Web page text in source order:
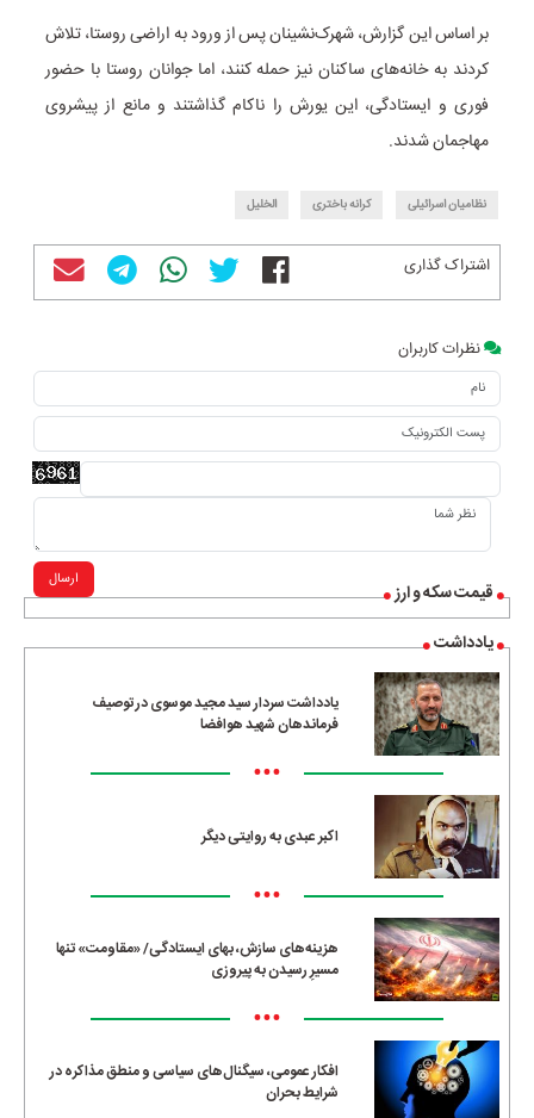
قیمت سکه و ارز
یادداشت
یادداشت سردار سید مجید موسوی در توصیف
فرماندهان شهید هوافضا
•••
اکبر عبدی به روایتی دیگر
•••
هزینه‌های سازش، بهای ایستادگی/ «مقاومت» تنها
مسیرِ رسیدن به پیروزی
•••
افکار عمومی، سیگنال‌های سیاسی و منطق مذاکره در
شرایط بحران
بر اساس این گزارش، شهرک‌نشینان پس از ورود به اراضی روستا، تلاش
کردند به خانه‌های ساکنان نیز حمله کنند، اما جوانان روستا با حضور
فوری و ایستادگی، این یورش را ناکام گذاشتند و مانع از پیشروی
مهاجمان شدند.
نظامیان اسرائیلی کرانه باختری الخلیل
اشتراک گذاری
نظرات کاربران
ارسال